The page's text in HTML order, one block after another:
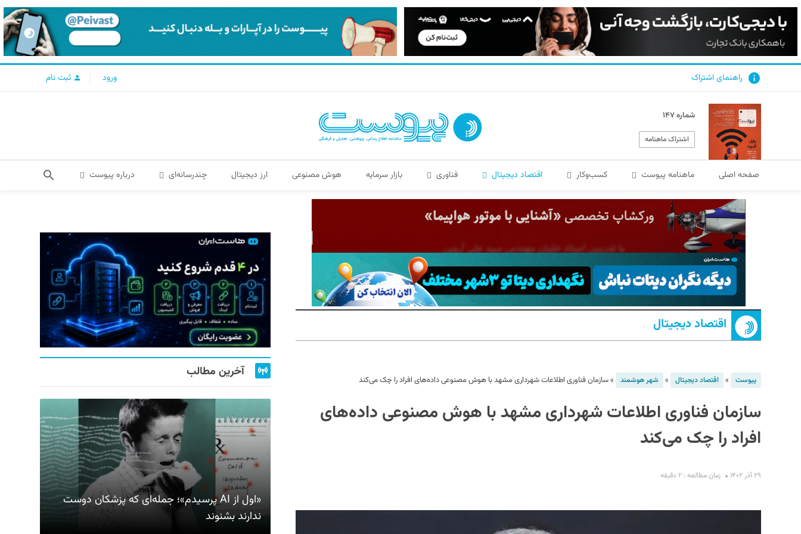
راهنمای اشتراک ورود ثبت نام
شماره ۱۴۷
اشتراک ماهنامه
صفحه اصلی ماهنامه پیوست کسب‌و‌کار اقتصاد دیجیتال فناوری بازار سرمایه هوش مصنوعی ارز دیجیتال چندرسانه‌ای درباره پیوست
اقتصاد دیجیتال
پیوست » اقتصاد دیجیتال » شهر هوشمند »سازمان فناوری اطلاعات شهرداری مشهد با هوش مصنوعی داده‌های افراد را چک می‌کند
سازمان فناوری اطلاعات شهرداری مشهد با هوش مصنوعی داده‌های
افراد را چک می‌کند
۲۹ آذر ۱۴۰۲ زمان مطالعه : ۲ دقیقه
آخرین مطالب
«اول از AI پرسیدم»؛ جمله‌ای که پزشکان دوست
ندارند بشنوند